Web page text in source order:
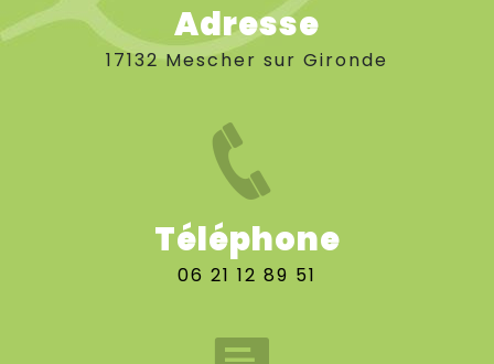
Adresse
17132 Mescher sur Gironde
Téléphone
06 21 12 89 51